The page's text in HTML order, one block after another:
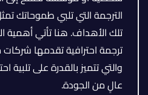
الترجمة التي تلبي طموحاتك
تلك الأهداف. هنا تأتي أهمية
ترجمة احترافية تقدمها
والتي تتميز بالقدرة على
عالٍ من الجودة.